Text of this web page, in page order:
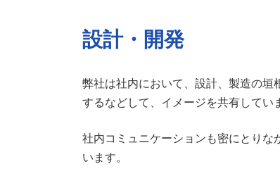
設計・開発
弊社は社内において、設計、製造の
するなどして、イメージを共有してい
社内コミュニケーションも密にとりな
います。